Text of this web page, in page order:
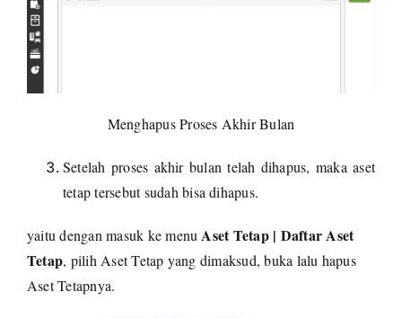
Menghapus Proses Akhir Bulan
Setelah proses akhir bulan telah dihapus, maka aset
tetap tersebut sudah bisa dihapus.
yaitu dengan masuk ke menuAset Tetap | Daftar Aset
Tetap, pilih Aset Tetap yang dimaksud, buka lalu hapus
Aset Tetapnya.